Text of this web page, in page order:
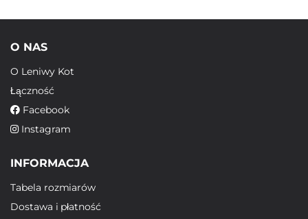
O NAS
O Leniwy Kot
Łączność
Facebook
Instagram
INFORMACJA
Tabela rozmiarów
Dostawa i płatność